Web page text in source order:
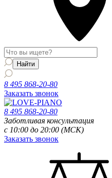
8 495 868-20-80
Заказать звонок
8 495 868-20-80
Заботливая консультация
с 10:00 до 20:00 (МСК)
Заказать звонок